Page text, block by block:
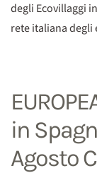
degli Ecovillaggi
rete italiana degli
in
Agosto